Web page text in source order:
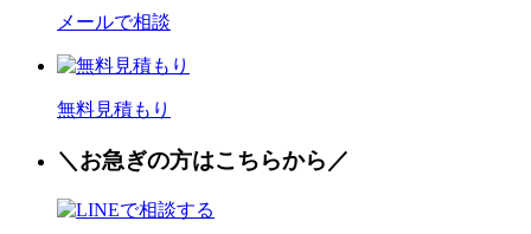
メールで相談
無料見積もり
＼お急ぎの方はこちらから／